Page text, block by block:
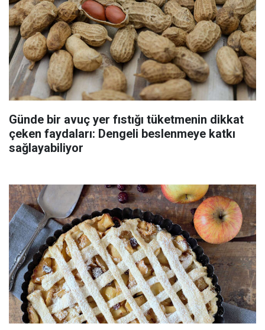
Günde bir avuç yer fıstığı tüketmenin dikkat
çeken faydaları: Dengeli beslenmeye katkı
sağlayabiliyor